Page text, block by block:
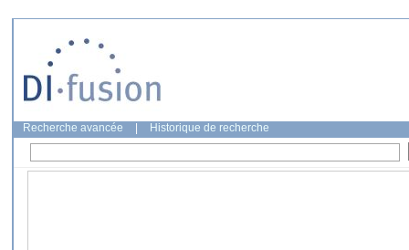
Recherche avancée Historique de recherche